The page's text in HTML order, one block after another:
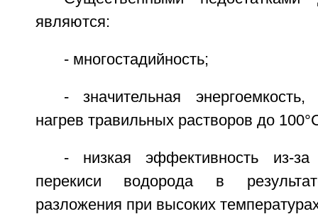
являются:
- многостадийность;
- значительная
нагрев травильных растворов до
- низкая эффективность из-
перекиси водорода в
разложения при высоких